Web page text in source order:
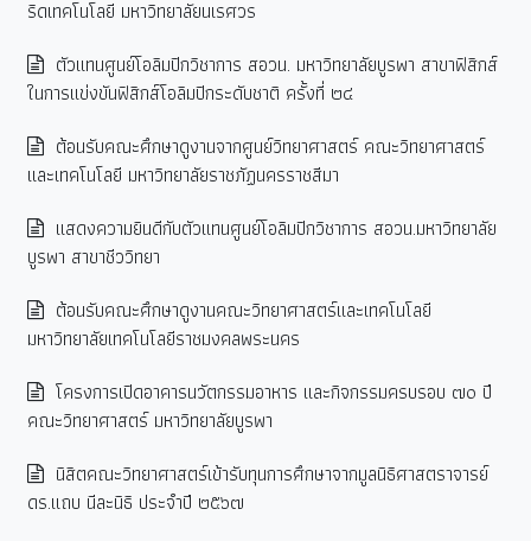
ริดเทคโนโลยี มหาวิทยาลัยนเรศวร
ตัวแทนศูนย์โอลิมปิกวิชาการ สอวน. มหาวิทยาลัยบูรพา สาขาฟิสิกส์
ในการแข่งขันฟิสิกส์โอลิมปิกระดับชาติ ครั้งที่ ๒๔
ต้อนรับคณะศึกษาดูงานจากศูนย์วิทยาศาสตร์ คณะวิทยาศาสตร์
และเทคโนโลยี มหาวิทยาลัยราชภัฏนครราชสีมา
แสดงความยินดีกับตัวแทนศูนย์โอลิมปิกวิชาการ สอวน.มหาวิทยาลัย
บูรพา สาขาชีววิทยา
ต้อนรับคณะศึกษาดูงานคณะวิทยาศาสตร์และเทคโนโลยี
มหาวิทยาลัยเทคโนโลยีราชมงคลพระนคร
โครงการเปิดอาคารนวัตกรรมอาหาร และกิจกรรมครบรอบ ๗๐ ปี
คณะวิทยาศาสตร์ มหาวิทยาลัยบูรพา
นิสิตคณะวิทยาศาสตร์เข้ารับทุนการศึกษาจากมูลนิธิศาสตราจารย์
ดร.แถบ นีละนิธิ ประจำปี ๒๕๖๗